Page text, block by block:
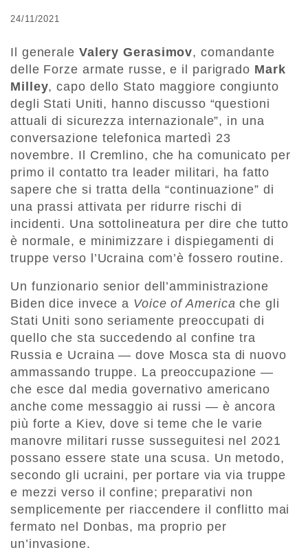
24/11/2021
Il generale Valery Gerasimov, comandante
delle Forze armate russe, e il parigrado Mark
Milley, capo dello Stato maggiore congiunto
degli Stati Uniti, hanno discusso “questioni
attuali di sicurezza internazionale”, in una
conversazione telefonica martedì 23
novembre. Il Cremlino, che ha comunicato per
primo il contatto tra leader militari, ha fatto
sapere che si tratta della “continuazione” di
una prassi attivata per ridurre rischi di
incidenti. Una sottolineatura per dire che tutto
è normale, e minimizzare i dispiegamenti di
truppe verso l’Ucraina com’è fossero routine.
Un funzionario senior dell’amministrazione
Biden dice invece a Voice of America che gli
Stati Uniti sono seriamente preoccupati di
quello che sta succedendo al confine tra
Russia e Ucraina — dove Mosca sta di nuovo
ammassando truppe. La preoccupazione —
che esce dal media governativo americano
anche come messaggio ai russi — è ancora
più forte a Kiev, dove si teme che le varie
manovre militari russe susseguitesi nel 2021
possano essere state una scusa. Un metodo,
secondo gli ucraini, per portare via via truppe
e mezzi verso il confine; preparativi non
semplicemente per riaccendere il conflitto mai
fermato nel Donbas, ma proprio per
un’invasione.